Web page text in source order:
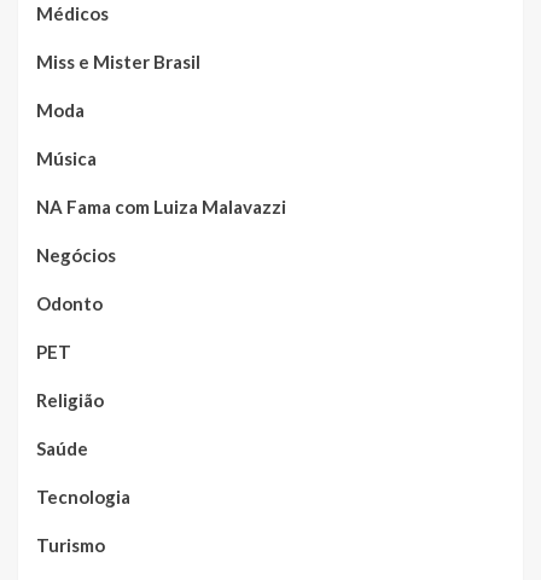
Médicos
Miss e Mister Brasil
Moda
Música
NA Fama com Luiza Malavazzi
Negócios
Odonto
PET
Religião
Saúde
Tecnologia
Turismo